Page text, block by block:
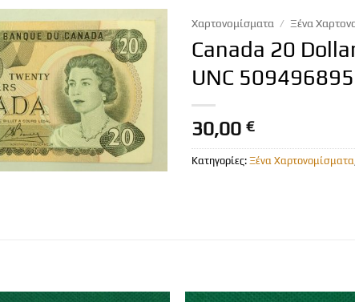
Χαρτονομίσματα / Ξένα
Canada 20
UNC
30,00 €
Κατηγορίες: Ξένα Χαρτονομίσματα